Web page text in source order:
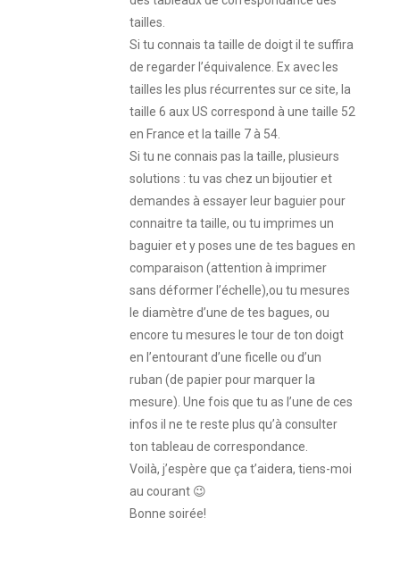
tailles.
Si tu connais ta taille de doigt il te suffira
de regarder l’équivalence. Ex avec les
tailles les plus récurrentes sur ce site, la
taille 6 aux US correspond à une taille 52
en France et la taille 7 à 54.
Si tu ne connais pas la taille, plusieurs
solutions : tu vas chez un bijoutier et
demandes à essayer leur baguier pour
connaitre ta taille, ou tu imprimes un
baguier et y poses une de tes bagues en
comparaison (attention à imprimer
sans déformer l’échelle),ou tu mesures
le diamètre d’une de tes bagues, ou
encore tu mesures le tour de ton doigt
en l’entourant d’une ficelle ou d’un
ruban (de papier pour marquer la
mesure). Une fois que tu as l’une de ces
infos il ne te reste plus qu’à consulter
ton tableau de correspondance.
Voilà, j’espère que ça t’aidera, tiens-moi
au courant 😉
Bonne soirée!